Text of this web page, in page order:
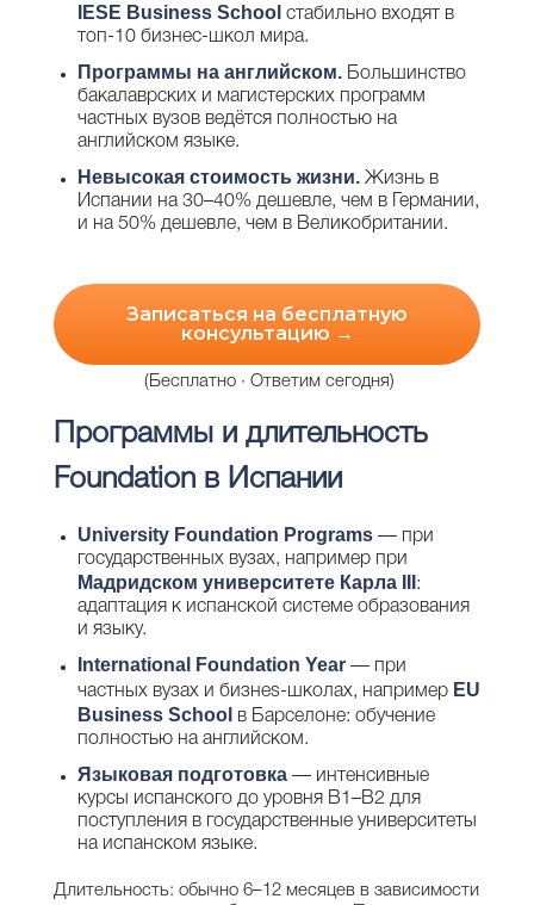
IESE Business School стабильно входят в
топ-10 бизнес-школ мира.
Программы на английском. Большинство
бакалаврских и магистерских программ
частных вузов ведётся полностью на
английском языке.
Невысокая стоимость жизни. Жизнь в
Испании на 30–40% дешевле, чем в Германии,
и на 50% дешевле, чем в Великобритании.
Записаться на бесплатную
консультацию →
(Бесплатно · Ответим сегодня)
Программы и длительность
Foundation в Испании
University Foundation Programs — при
государственных вузах, например при
Мадридском университете Карла III
:
адаптация к испанской системе образования
и языку.
International Foundation Year — при
частных вузах и бизнes-школах, например EU
Business School
в Барселоне: обучение
полностью на английском.
Языковая подготовка — интенсивные
курсы испанского до уровня B1–B2 для
поступления в государственные университеты
на испанском языке.
Длительность: обычно 6–12 месяцев в зависимости